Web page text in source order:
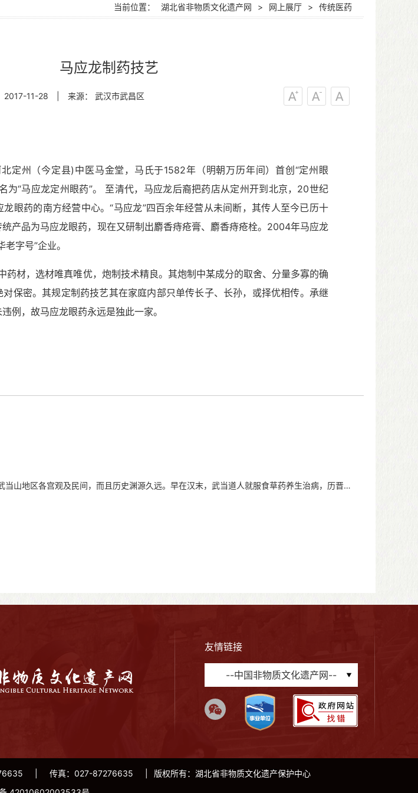
当前位置： 湖北省非物质文化遗产网 > 网上展厅 > 传统医药
马应龙制药技艺
2017-11-28 来源： 武汉市武昌区
定州（今定县) 中医马金堂，马氏于1582年（明朝万历年间）首创“定州眼
为“马应龙定州眼药”。 至清代，马应龙后裔把药店从定州开到北京， 20世纪
眼药的南方经营中心。“马应龙”四百余年经营从未间断，其传人至今已历十
产品为马应龙眼药，现在又研制出麝香痔疮膏、麝香痔疮栓。 2004年马应龙
字号”企业。
，选材唯真唯优，炮制技术精良。其炮制中某成分的取舍、分量多寡的确
保密。其规定制药技艺其在家庭内部只单传长子、长孙，或择优相传。承继
例，故马应龙眼药永远是独此一家。
区各宫观及民间，而且历史渊源久远。早在汉末，武当道人就服食草药养生治病，历晋代
友情链接
--中国非物质文化遗产网--
传真：027-87276635
版权所有：湖北省非物质文化遗产保护中心